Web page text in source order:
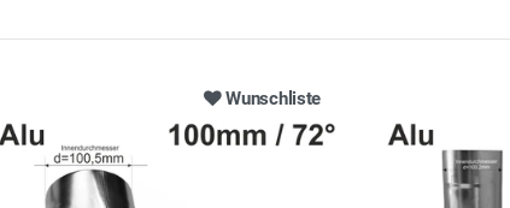
Wunschliste